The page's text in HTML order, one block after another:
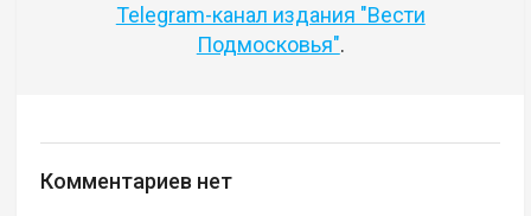
Telegram-канал издания "Вести
Подмосковья".
Комментариев нет